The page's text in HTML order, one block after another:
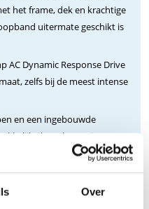
Over
het frame, dek en krachtige
uitermate geschikt is
AC Dynamic Response Drive
zelfs bij de meest intense
en een ingebouwde
hartslagmeting
cm / 60” x 22” zorgt dat alle
kunnen sprinten.